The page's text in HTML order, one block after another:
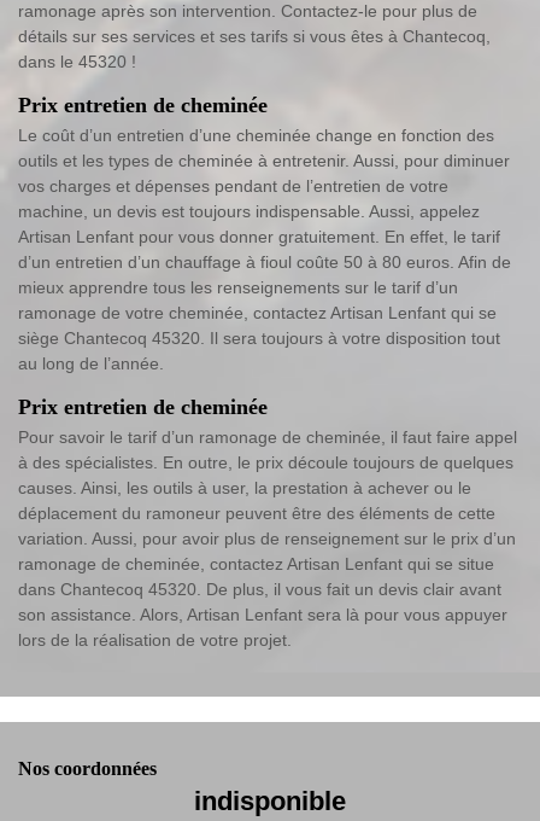
ramonage après son intervention. Contactez-le pour plus de
détails sur ses services et ses tarifs si vous êtes à Chantecoq,
dans le 45320 !
Prix entretien de cheminée
Le coût d’un entretien d’une cheminée change en fonction des
outils et les types de cheminée à entretenir. Aussi, pour diminuer
vos charges et dépenses pendant de l’entretien de votre
machine, un devis est toujours indispensable. Aussi, appelez
Artisan Lenfant pour vous donner gratuitement. En effet, le tarif
d’un entretien d’un chauffage à fioul coûte 50 à 80 euros. Afin de
mieux apprendre tous les renseignements sur le tarif d’un
ramonage de votre cheminée, contactez Artisan Lenfant qui se
siège Chantecoq 45320. Il sera toujours à votre disposition tout
au long de l’année.
Prix entretien de cheminée
Pour savoir le tarif d’un ramonage de cheminée, il faut faire appel
à des spécialistes. En outre, le prix découle toujours de quelques
causes. Ainsi, les outils à user, la prestation à achever ou le
déplacement du ramoneur peuvent être des éléments de cette
variation. Aussi, pour avoir plus de renseignement sur le prix d’un
ramonage de cheminée, contactez Artisan Lenfant qui se situe
dans Chantecoq 45320. De plus, il vous fait un devis clair avant
son assistance. Alors, Artisan Lenfant sera là pour vous appuyer
lors de la réalisation de votre projet.
Nos coordonnées
indisponible